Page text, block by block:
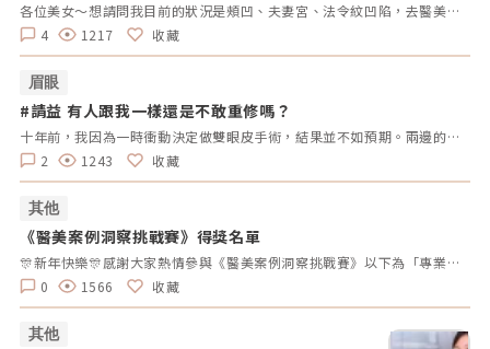
各位美女～想請問我目前的狀況是頰凹、夫妻宮、法令紋凹陷，去醫美診所諮詢，他是建議我電音波也要做，但療程下來要20萬左右，目前最困擾的是法令紋>頰凹>夫妻宮是先填充完再打電波嗎？還是先打電波再填充呢～～Â
4
1217 收藏
眉眼
#請益 有人跟我一樣還是不敢重修嗎？
十年前，我因為一時衝動決定做雙眼皮手術，結果並不如預期。兩邊的效果不對稱，一邊提了眼肌，一邊沒有。當時醫生說割寬一點會比較好看，但十年過去了，腫脹雖然消了，可是眼皮開始下垂，又讓我動了重修的念頭。但每次想到重修的風險、可能的失敗，以及花費，我就遲遲不敢行動。尤其看到一些人分享重修失敗的經驗，真的讓人害怕。現在的我，既想改善，又擔心失敗後會更加自卑。我很好奇，有沒有其他人也曾經面臨過類似的困擾？是什麼讓你們猶豫不決？是風險、費用，還是其他原因？這樣的修改方式更為自然，邀請大家分享自己的經歷和想法，而不是直接要求他們回答特定的問題。這樣可以讓討論更為自由和友好。
2
1243 收藏
其他
《醫美案例洞察挑戰賽》得獎名單
🎊新年快樂🎊感謝大家熱情參與《醫美案例洞察挑戰賽》以下為「專業評論獎得獎名單」、「活躍參與獎得獎者」及 「推薦好友獲獎者」！獎項將於 02/10（一）前陸續發放，請得獎者耐心等待小編通知💌還沒加入醫美圈圈官方LINE的朋友，記得趕快加入哦💖「點我加入醫美圈圈官方LINE」📢未來我們將舉辦更多有趣的活動，請持續關注，和我們一起探索醫美新知，解鎖更多驚喜獎勵✨ 專業評論獎《7-11購物金50元》 第一週得獎者 第二週得獎者 第三週得獎者 第四週得獎者 五 Timmy Cai 仁者 秦先生 Alita patty Er Yu 昱慧 Jenny T 仁者 秦先生 Er Yu Er Yu Er Yu Jenny T 仁者 仁者 秦先生 Alita Alita 秦先生 fff 小玲 Benson fff Lynnn Iris H MK 五 Jenny T fff 軒軒 軒軒 Chaowei Lynnn Jenny T Lynnn Alita Kimiko 活躍參與獎得獎者《7-11購物金100元》 仁者 Er Yu 秦先生 Alita 小玲 Jenny T Lynnn fff 推薦好友得獎者 獲得獎勵 仁者 LINE Points 10 點數 軒軒 LINE Points 5 點數 Chaowei LINE Points 10 點數
0
1566 收藏
其他